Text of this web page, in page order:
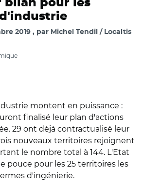
bilan pour les
2019 par Michel Tendil / Localtis
montent en puissance :
finalisé leur plan d'actions
29 ont déjà contractualisé leur
nouveaux territoires rejoignent
le nombre total à 144. L'Etat
pouce pour les 25 territoires les
d'ingénierie.